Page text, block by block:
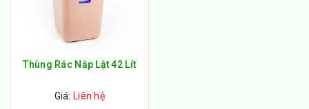
Thùng Rác Nắp Lật 42 Lít
Giá: Liên hệ